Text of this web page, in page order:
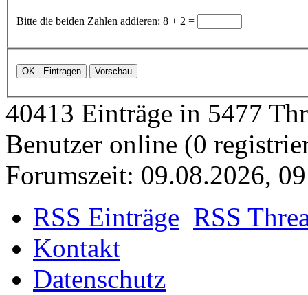
Bitte die beiden Zahlen addieren: 8 + 2 =
40413 Einträge in 5477
Benutzer online (0
Forumszeit: 09.08.2026,
RSS Einträge RSS
Kontakt
Datenschutz